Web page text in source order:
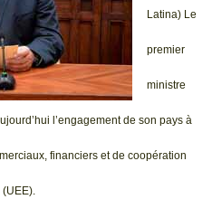
Latina) Le
premier
ministre
l’engagement de son pays à
financiers et de coopération